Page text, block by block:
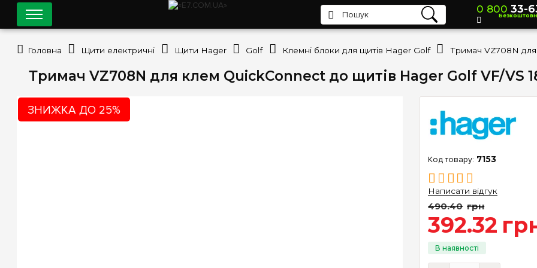
Тримач VZ708N для клем QuickConnect до щитів Hager Golf VF/VS
ЗНИЖКА ДО 25%
7153
Написати відгук
490.40 грн
392.32
0 800 33-
Головна Щити електричні Щити Hager Golf Клемні блоки для щитів Hager Golf